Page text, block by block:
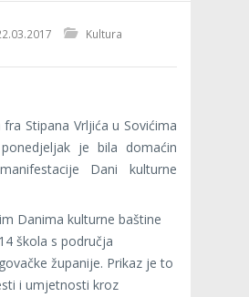
Kultura
Stipana Vrljića u Sovićima
je bila domaćin
Dani kulturne
Danima kulturne baštine
škola s područja
županije. Prikaz je to
i umjetnosti kroz